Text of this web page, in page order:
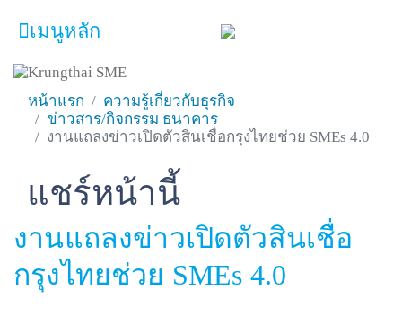
หน้าหลัก
ผลิตภัณฑ์และบริการ
ความรู้เกี่ยวกับธุรกิจ
SME Focus Magazine
คำนวณสินเชื่อเบื้องต้น
เมนูหลัก
หน้าแรก
ความรู้เกี่ยวกับธุรกิจ
ข่าวสาร/กิจกรรม ธนาคาร
งานแถลงข่าวเปิดตัวสินเชื่อกรุงไทยช่วย SMEs 4.0
แชร์หน้านี้
Facebook
งานแถลงข่าวเปิดตัวสินเชื่อ
กรุงไทยช่วย SMEs 4.0